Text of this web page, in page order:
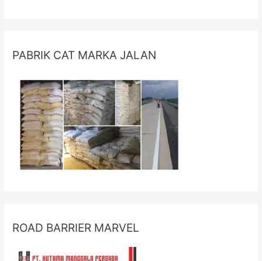
PABRIK CAT MARKA JALAN
ROAD BARRIER MARVEL